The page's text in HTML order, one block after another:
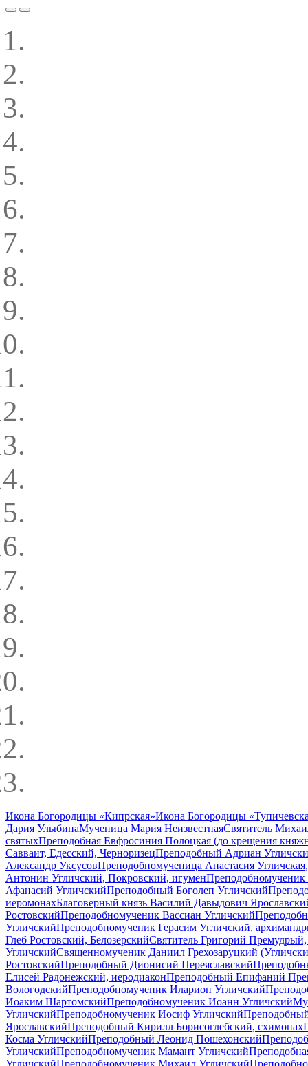
Икона Богородицы «Кипрская»Икона Богородицы
Дария УлыбинаМученица Мария НеизвестнаяСвятитель
святыхПреподобная Евфросиния Полоцкая (до крещения
Савваит, Едесский, ЧерноризецПреподобный Адриан
Александр УксусовПреподобномученица Анастасия
Антонин Угличский, Покровский, игумен
Афанасий УгличскийПреподобный Боголеп Угличский
иеромонахБлаговерный князь Василий Давыдович
РостовскийПреподобномученик Вассиан Угличский
УгличскийПреподобномученик Герасим Угличский,
Глеб Ростовский, БелозерскийСвятитель Григорий
УгличскийСвященномученик Даниил Грехозаруцкий
РостовскийПреподобный Дионисий Переяславский
Елисей Радонежский, иеродиаконПреподобный Епифаний
ВологодскийПреподобномученик Иларион Угличский
Иоаким ШартомскийПреподобномученик Иоанн Угличский
УгличскийПреподобномученик Иосиф Угличский
ЯрославскийПреподобный Кирилл Борисоглебский, схимонах
Косма УгличскийПреподобный Леонид Пошехонский
УгличскийПреподобномученик Мамант Угличский
УгличскийПреподобномученик Михаил Угличский